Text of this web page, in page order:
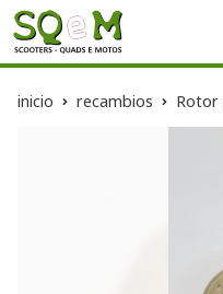
inicio recambios Rotor